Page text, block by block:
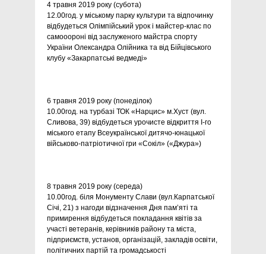
4 травня 2019 року (субота)
12.00год. у міському парку культури та відпочинку
відбудеться Олімпійський урок і майстер-клас по
самооороні від заслуженого майстра спорту
України Олександра Олійника та від Бійцівського
клубу «Закарпатські ведмеді»
6 травня 2019 року (понеділок)
10.00год. на турбазі ТОК «Нарцис» м.Хуст (вул.
Сливова, 39) відбудеться урочисте відкриття І-го
міського етапу Всеукраїнської дитячо-юнацької
військово-патріотичної гри «Сокіл» («Джура»)
8 травня 2019 року (середа)
10.00год. біля Монументу Слави (вул.Карпатської
Січі, 21) з нагоди відзначення Дня пам’яті та
примирення відбудеться покладання квітів за
участі ветеранів, керівників району та міста,
підприємств, установ, організацій, закладів освіти,
політичних партій та громадськості